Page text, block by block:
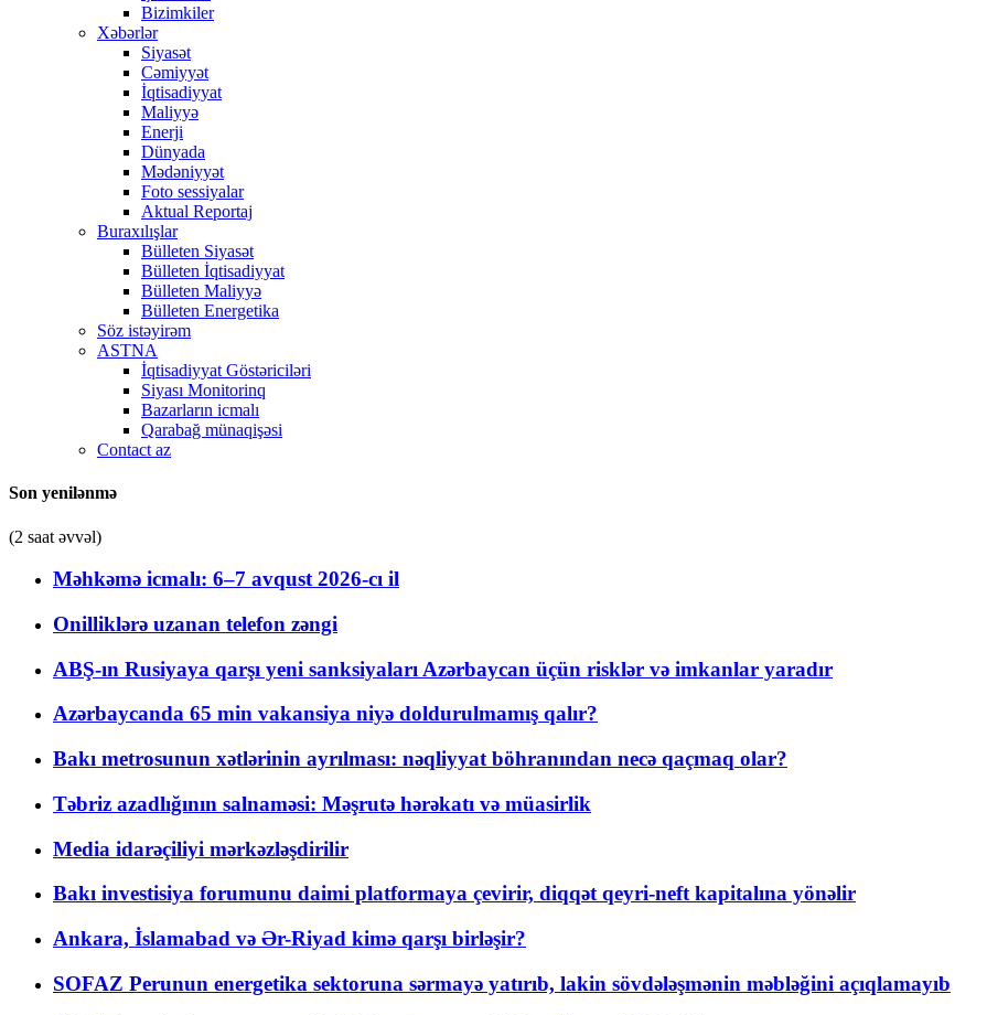
Bizimkiler
Xəbərlər
Siyasət
Cəmiyyət
İqtisadiyyat
Maliyyə
Enerji
Dünyada
Mədəniyyət
Foto sessiyalar
Aktual Reportaj
Buraxılışlar
Bülleten Siyasət
Bülleten İqtisadiyyat
Bülleten Maliyyə
Bülleten Energetika
Söz istəyirəm
ASTNA
İqtisadiyyat Göstəriciləri
Siyası Monitorinq
Bazarların icmalı
Qarabağ münaqişəsi
Contact az
Son yenilənmə
(2 saat əvvəl)
Məhkəmə icmalı: 6–7 avqust 2026-cı il
Onilliklərə uzanan telefon zəngi
ABŞ-ın Rusiyaya qarşı yeni sanksiyaları Azərbaycan üçün risklər və imkanlar yaradır
Azərbaycanda 65 min vakansiya niyə doldurulmamış qalır?
Bakı metrosunun xətlərinin ayrılması: nəqliyyat böhranından necə qaçmaq olar?
Təbriz azadlığının salnaməsi: Məşrutə hərəkatı və müasirlik
Media idarəçiliyi mərkəzləşdirilir
Bakı investisiya forumunu daimi platformaya çevirir, diqqət qeyri-neft kapitalına yönəlir
Ankara, İslamabad və Ər-Riyad kimə qarşı birləşir?
SOFAZ Perunun energetika sektoruna sərmayə yatırıb, lakin sövdələşmənin məbləğini açıqlamayıb